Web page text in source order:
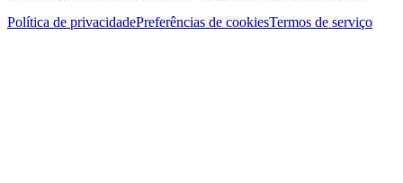
Política de privacidadePreferências de cookiesTermos de serviço